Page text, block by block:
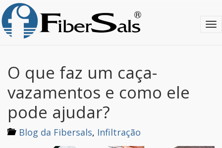
k
i
T
O que faz um caça-
vazamentos e como ele
pode ajudar?
Blog da Fibersals, Infiltração